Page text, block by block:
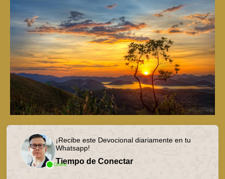
Online
¡Recibe este Devocional diariamente en tu
Whatsapp!
Tiempo de Conectar